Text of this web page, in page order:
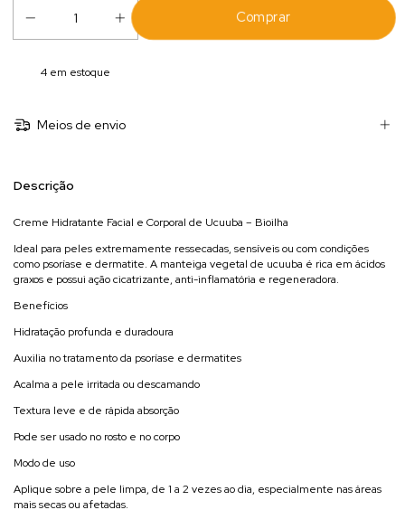
4 em estoque
Meios de envio
Descrição
Creme Hidratante Facial e Corporal de Ucuuba – Bioilha
Ideal para peles extremamente ressecadas, sensíveis ou com condições
como psoríase e dermatite. A manteiga vegetal de ucuuba é rica em ácidos
graxos e possui ação cicatrizante, anti-inflamatória e regeneradora.
Benefícios
Hidratação profunda e duradoura
Auxilia no tratamento da psoríase e dermatites
Acalma a pele irritada ou descamando
Textura leve e de rápida absorção
Pode ser usado no rosto e no corpo
Modo de uso
Aplique sobre a pele limpa, de 1 a 2 vezes ao dia, especialmente nas áreas
mais secas ou afetadas.